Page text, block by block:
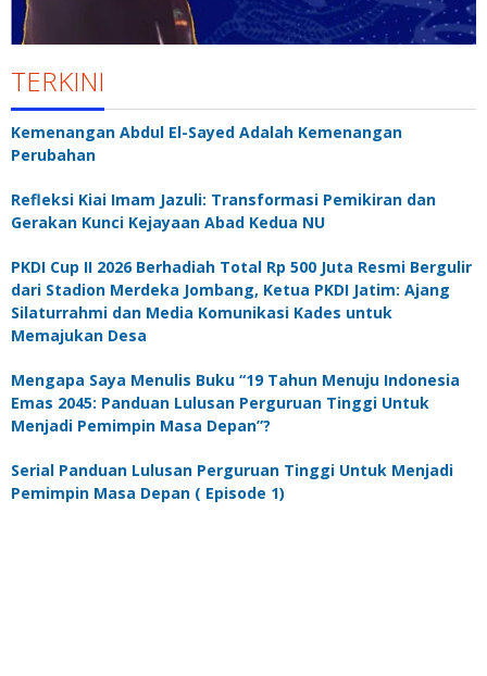
TERKINI
Kemenangan Abdul El-Sayed Adalah Kemenangan
Perubahan
Refleksi Kiai Imam Jazuli: Transformasi Pemikiran dan
Gerakan Kunci Kejayaan Abad Kedua NU
PKDI Cup II 2026 Berhadiah Total Rp 500 Juta Resmi Bergulir
dari Stadion Merdeka Jombang, Ketua PKDI Jatim: Ajang
Silaturrahmi dan Media Komunikasi Kades untuk
Memajukan Desa
Mengapa Saya Menulis Buku “19 Tahun Menuju Indonesia
Emas 2045: Panduan Lulusan Perguruan Tinggi Untuk
Menjadi Pemimpin Masa Depan”?
Serial Panduan Lulusan Perguruan Tinggi Untuk Menjadi
Pemimpin Masa Depan ( Episode 1)